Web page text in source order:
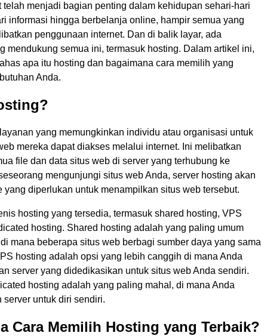
telah menjadi bagian penting dalam kehidupan sehari-hari
informasi hingga berbelanja online, hampir semua yang
penggunaan internet. Dan di balik layar, ada
mendukung semua ini, termasuk hosting. Dalam artikel ini,
apa itu hosting dan bagaimana cara memilih yang
Anda.
yang memungkinkan individu atau organisasi untuk
mereka dapat diakses melalui internet. Ini melibatkan
file dan data situs web di server yang terhubung ke
mengunjungi situs web Anda, server hosting akan
yang diperlukan untuk menampilkan situs web tersebut.
hosting yang tersedia, termasuk shared hosting, VPS
hosting. Shared hosting adalah yang paling umum
mana beberapa situs web berbagi sumber daya yang sama
hosting adalah opsi yang lebih canggih di mana Anda
server yang didedikasikan untuk situs web Anda sendiri.
hosting adalah yang paling mahal, di mana Anda
server untuk diri sendiri.
Cara Memilih Hosting yang Terbaik?